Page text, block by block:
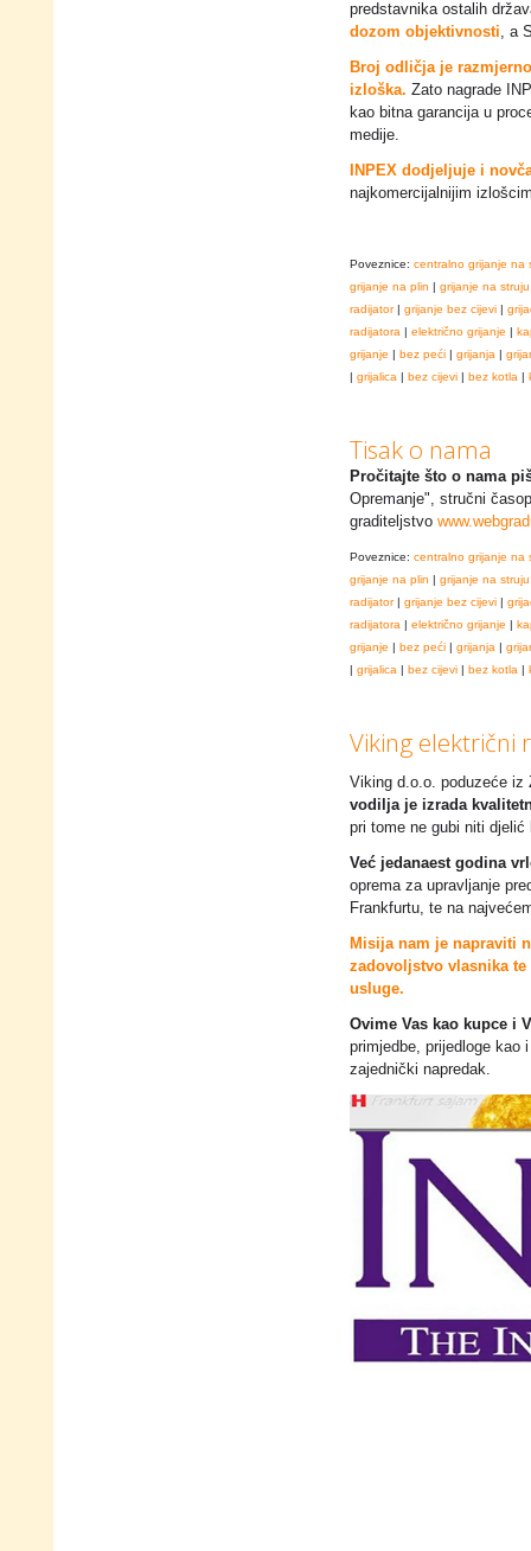
predstavnika ostalih
dozom objektivnosti, a
Broj odličja je
izloška. Zato nagrade
kao bitna garancija u
medije.
INPEX dodjeljuje i
najkomercijalnijim
Poveznice: centralno grijanje na
grijanje na plin | grijanje na struju
radijator| grijanje bez cijevi |
radijatora | električno grijanje |
grijanje | bez peći | grijanja |
| grijalica | bez cijevi | bez kotla |
Tisak o nama
Pročitajte što o nama
Opremanje", stručni
graditeljstvo
Poveznice: centralno grijanje na
grijanje na plin | grijanje na struju
radijator| grijanje bez cijevi |
radijatora | električno grijanje |
grijanje | bez peći | grijanja |
| grijalica | bez cijevi | bez kotla |
Viking električni
Viking d.o.o. poduzeće iz
vodilja je izrada
pri tome ne gubi niti
Već jedanaest godina
oprema za upravljanje
Frankfurtu, te na
Misija nam je napraviti
zadovoljstvo vlasnika
usluge.
Ovime Vas kao kupce i
primjedbe, prijedloge kao
zajednički napredak.